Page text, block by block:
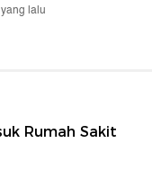
lalu
Rumah Sakit